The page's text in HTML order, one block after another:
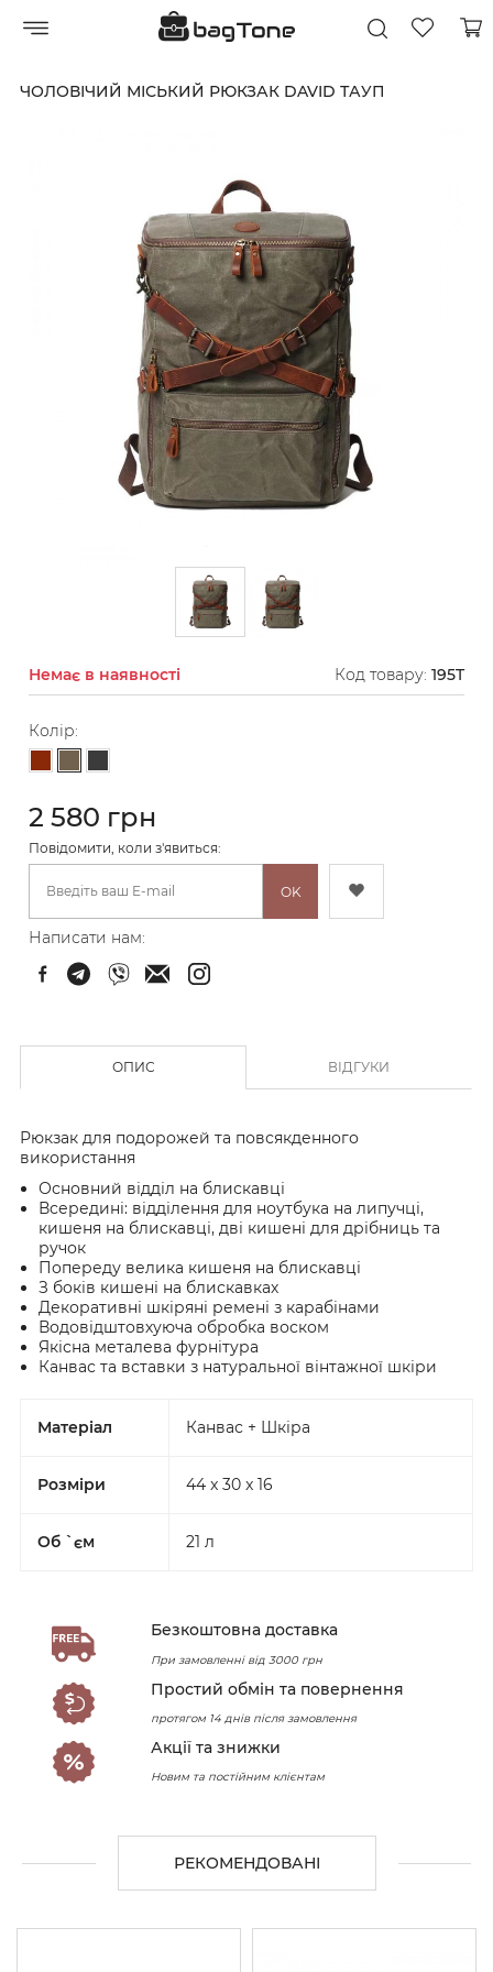
ЧОЛОВІЧИЙ МІСЬКИЙ РЮКЗАК DAVID ТАУП
Немає в наявності Код товару: 195T
Колір:
2 580 грн
Повідомити, коли з'явиться:
OK
Написати нам:
ОПИС ВІДГУКИ
Рюкзак для подорожей та повсякденного
використання
Основний відділ на блискавці
Всередині: відділення для ноутбука на липучці,
кишеня на блискавці, дві кишені для дрібниць та
ручок
Попереду велика кишеня на блискавці
З боків кишені на блискавках
Декоративні шкіряні ремені з карабінами
Водовідштовхуюча обробка воском
Якісна металева фурнітура
Канвас та вставки з натуральної вінтажної шкіри
Матеріал Канвас + Шкіра
Розміри 44 x 30 x 16
Об `єм 21 л
Безкоштовна доставка
При замовленні від 3000 грн
Простий обмін та повернення
протягом 14 днів після замовлення
Акції та знижки
Новим та постійним клієнтам
РЕКОМЕНДОВАНІ